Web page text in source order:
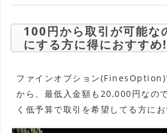
100円から取引が可能な
にする方に得におすすめ
ファインオプション(FinesOption)
から、最低入金額も20,000円なの
く低予算で取引を希望してる方にお